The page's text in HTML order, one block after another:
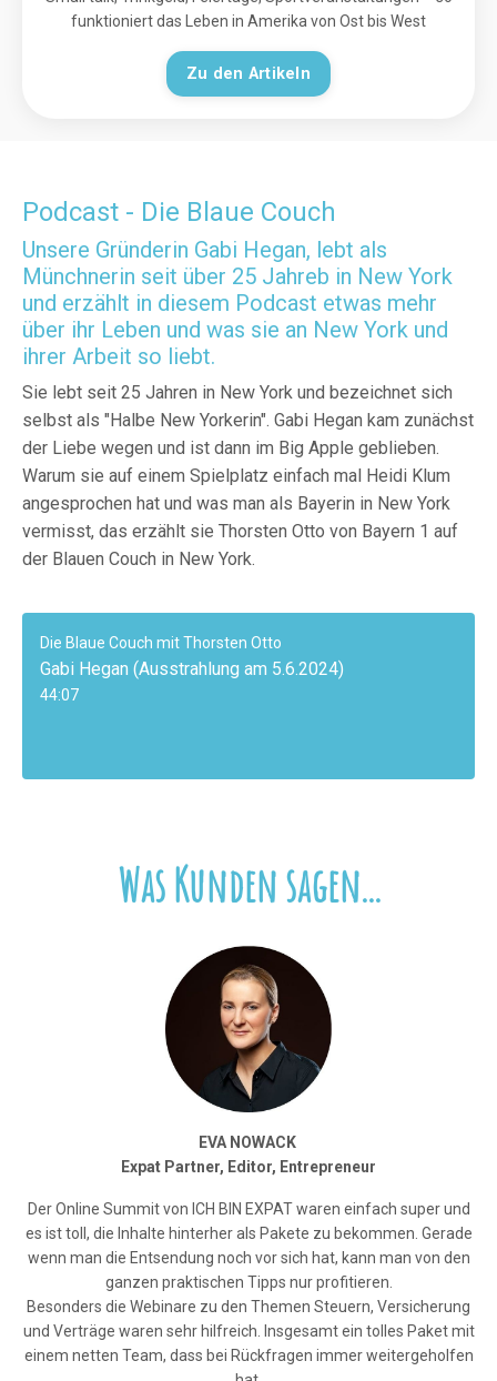
funktioniert das Leben in Amerika von Ost bis West
Zu den Artikeln
Podcast - Die Blaue Couch
Unsere Gründerin Gabi Hegan, lebt als
Münchnerin seit über 25 Jahreb in New York
und erzählt in diesem Podcast etwas mehr
über ihr Leben und was sie an New York und
ihrer Arbeit so liebt.
Sie lebt seit 25 Jahren in New York und bezeichnet sich
selbst als "Halbe New Yorkerin". Gabi Hegan kam zunächst
der Liebe wegen und ist dann im Big Apple geblieben.
Warum sie auf einem Spielplatz einfach mal Heidi Klum
angesprochen hat und was man als Bayerin in New York
vermisst, das erzählt sie Thorsten Otto von Bayern 1 auf
der Blauen Couch in New York.
Die Blaue Couch mit Thorsten Otto
Gabi Hegan (Ausstrahlung am 5.6.2024)
44:07
Was Kunden sagen...
EVA NOWACK
Expat Partner, Editor, Entrepreneur
Der Online Summit von ICH BIN EXPAT waren einfach super und
es ist toll, die Inhalte hinterher als Pakete zu bekommen. Gerade
wenn man die Entsendung noch vor sich hat, kann man von den
ganzen praktischen Tipps nur profitieren.
Besonders die Webinare zu den Themen Steuern, Versicherung
und Verträge waren sehr hilfreich. Insgesamt ein tolles Paket mit
einem netten Team, dass bei Rückfragen immer weitergeholfen